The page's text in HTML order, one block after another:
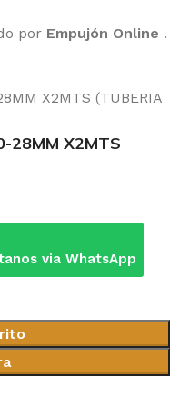
por Empujón Online .
28MM X2MTS
via WhatsApp